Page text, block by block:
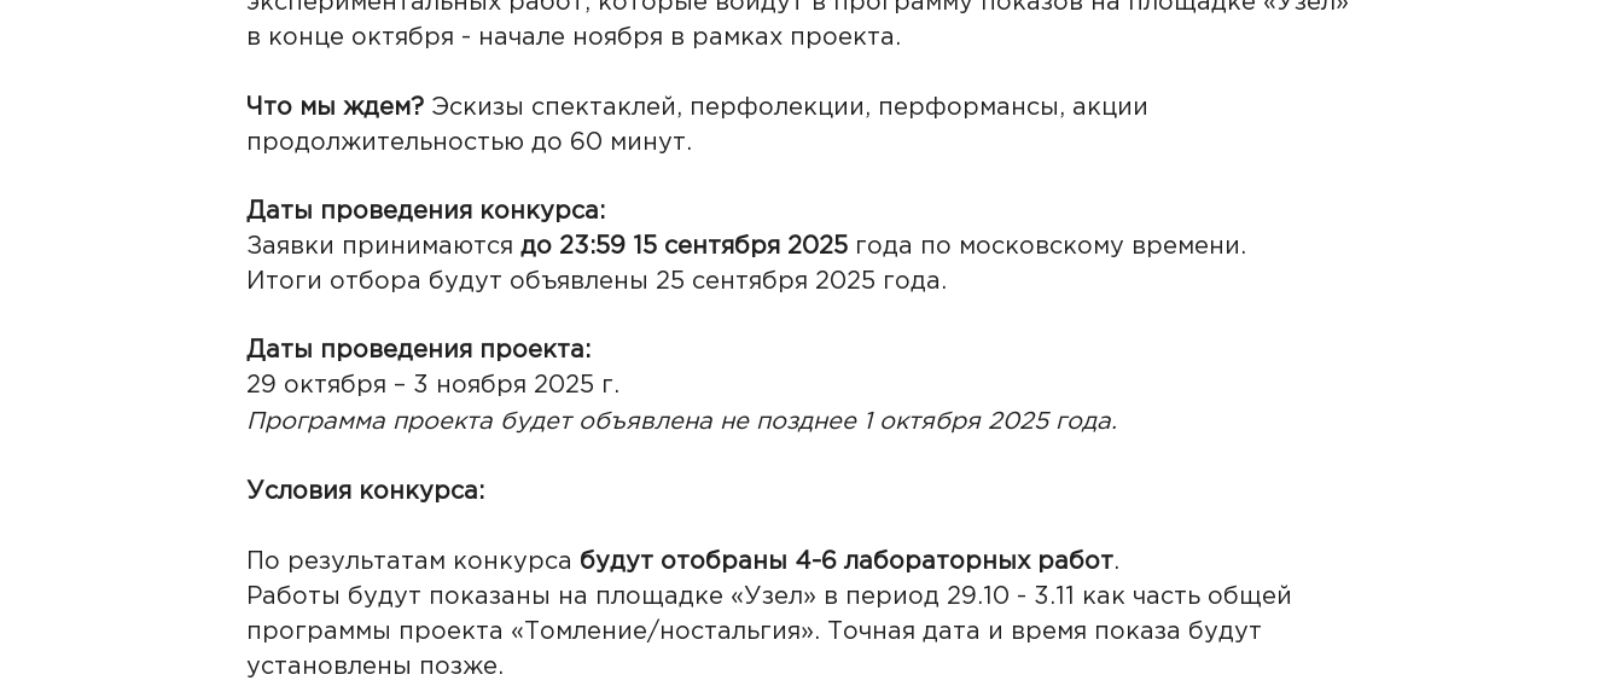
в конце октября - начале ноября в рамках проекта.
Что мы ждем? Эскизы спектаклей, перфолекции, перформансы, акции
продолжительностью до 60 минут.
Даты проведения конкурса:
Заявки принимаются до 23:59 15 сентября 2025 года по московскому времени.
Итоги отбора будут объявлены 25 сентября 2025 года.
Даты проведения проекта:
29 октября – 3 ноября 2025 г.
Программа проекта будет объявлена не позднее 1 октября 2025 года.
Условия конкурса:
По результатам конкурса будут отобраны 4-6 лабораторных работ.
Работы будут показаны на площадке «Узел» в период 29.10 - 3.11 как часть общей
программы проекта «Томление/ностальгия». Точная дата и время показа будут
установлены позже.